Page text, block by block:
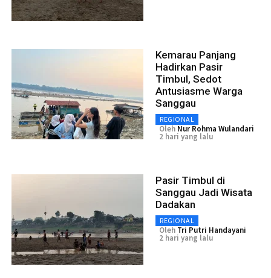
Kemarau Panjang
Hadirkan Pasir
Timbul, Sedot
Antusiasme Warga
Sanggau
REGIONAL
Oleh Nur Rohma Wulandari
2 hari yang lalu
Pasir Timbul di
Sanggau Jadi Wisata
Dadakan
REGIONAL
Oleh Tri Putri Handayani
2 hari yang lalu